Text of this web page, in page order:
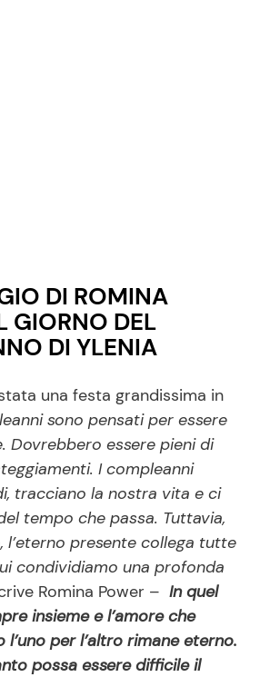
DI ROMINA
GIORNO DEL
DI YLENIA
una festa grandissima in
sono pensati per essere
Dovrebbero essere pieni di
I compleanni
tracciano la nostra vita e ci
tempo che passa. Tuttavia,
l’eterno presente collega tutte
condividiamo una profonda
Romina Power – In quel
insieme e l’amore che
per l’altro rimane eterno.
possa essere difficile il